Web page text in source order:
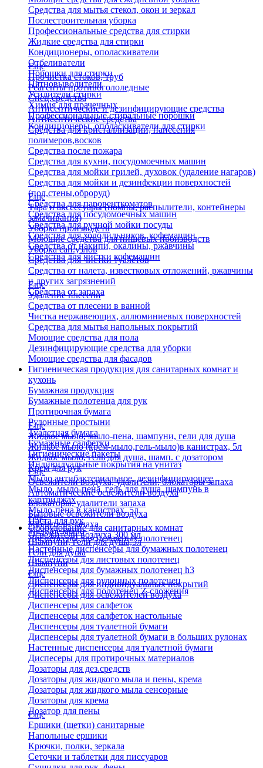
Средства для мытья стекол, окон и зеркал
Послестроительная уборка
Профессиональные средства для стирки
Жидкие средства для стирки
Кондиционеры, ополаскиватели
Отбеливатели
Порошки для стирки
Пятновыводители
Усилители стирки
Химия для прачечных
Профессиональные стиральные порошки
Кондиционеры, ополаскиватели для стирки
Еще
Прочистка стоков, труб
Реагенты противогололедные
Спец.средства
Антисептические и дезинфицирующие средства
Антисептические средства
Средства для кристаллизации, нанесения
полимеров,восков
Средства после пожара
Средства для кухни, посудомоечных машин
Средства для мойки грилей, духовок (удаление нагаров)
Средства для мойки и дезинфекции поверхностей
(пол,стены,оброруд)
Средства для паровенткоматов
Средства для посудомоечных машин
Средства для ручной мойки посуды
Средства для холодильников, кофемашин
Средства от накипи, окалины, ржавчины
Средства для чистки кофемашин
Еще
Тара и аксессуары (помпы, распылители, контейнеры
замачивания)
Уборка производств
Моющие средства для пищевых производств
Уборка сан.узлов
Средства для чистки туалетов
Средства от налета, известковых отложений, ржавчины
и других загрязнений
Средства от запаха
Еще
Удаление плесени
Средства от плесени в ванной
Чистка нержавеющих, аллюминиевых поверхностей
Средства для мытья напольных покрытий
Моющие средства для пола
Дезинфицирующие средства для уборки
Моющие средства для фасадов
Гигиеническая продукция для санитарных комнат и
кухонь
Бумажная продукция
Бумажные полотенца для рук
Протирочная бумага
Рулонные простыни
Туалетная бумага
Бумажные салфетки
Гигиенические пакеты
Индивидуальные покрытия на унитаз
Еще
Жидкое мыло, мыло-пена, шампуни, гели для душа
Жидкое мыло (крем-мыло,гель-мыло)в канистрах, 5л
Жидкое мыло, гель для душа, шамп. с дозатором
Крем для рук
Мыло антибактериальное, дезинфицирующее
Мыло, мыло-пена, гель для душа, шампунь в
картриджах
Мыло-пена в канистрах, 5л
Паста для рук
Твердое мыло
Шампуни, гели для душа,5л
Гели для душа
Шампуни
Еще
Освежители воздуха, удалители, блокаторы запаха
Автоматические освежители воздуха
Блокаторы, удалители запаха
Бытовые освежители воздуха
Удалители запаха
Освежители воздуха 300 мл
Еще
Оборудование для санитарных комнат
Диспенсеры для бумажных полотенец
Настенные диспенсеры для бумажных полотенец
Диспенсеры для листовых полотенец
Диспенсеры для бумажных полотенец h3
Диспенсеры для рулонных полотенец
Диспенсеры для полотенец Z-сложения
Еще
Диспенсеры для индивидуальных покрытий
Диспенсеры для освежителей воздуха
Диспенсеры для салфеток
Диспенсеры для салфеток настольные
Диспенсеры для туалетной бумаги
Диспенсеры для туалетной бумаги в больших рулонах
Настенные диспенсеры для туалетной бумаги
Диспесеры для протирочных материалов
Дозаторы для дез.средств
Дозаторы для жидкого мыла и пены, крема
Дозаторы для жидкого мыла сенсорные
Дозаторы для крема
Дозатор для пены
Еще
Ершики (щетки) санитарные
Напольные ершики
Крючки, полки, зеркала
Сеточки и таблетки для писсуаров